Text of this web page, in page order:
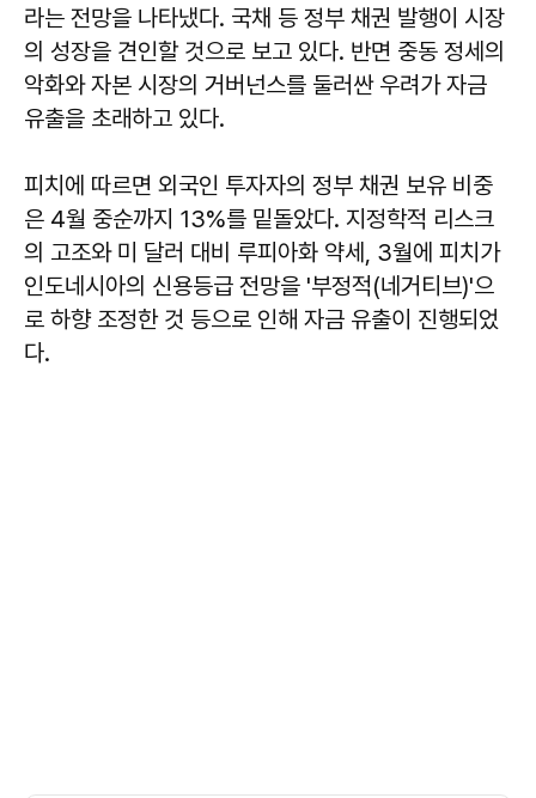
라는 전망을 나타냈다. 국채 등 정부 채권 발행이 시장
의 성장을 견인할 것으로 보고 있다. 반면 중동 정세의
악화와 자본 시장의 거버넌스를 둘러싼 우려가 자금
유출을 초래하고 있다.
피치에 따르면 외국인 투자자의 정부 채권 보유 비중
은 4월 중순까지 13%를 밑돌았다. 지정학적 리스크
의 고조와 미 달러 대비 루피아화 약세, 3월에 피치가
인도네시아의 신용등급 전망을 '부정적(네거티브)'으
로 하향 조정한 것 등으로 인해 자금 유출이 진행되었
다.